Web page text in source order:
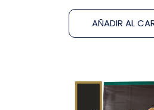
AÑADIR AL